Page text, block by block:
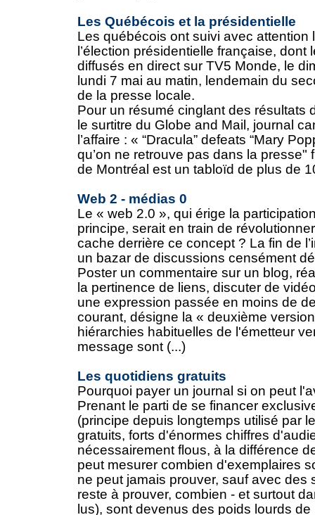
Les Québécois et la présidentielle
Les québécois ont suivi avec attention
l’élection présidentielle française, dont
diffusés en direct sur TV5 Monde, le
lundi 7 mai au matin, lendemain du
de la presse locale.
Pour un résumé cinglant des résultats
le surtitre du Globe and Mail, journal
l’affaire : « “Dracula” defeats “Mary
qu’on ne retrouve pas dans la presse"
de Montréal est un tabloïd de plus de
Web 2 - médias 0
Le « web 2.0 », qui érige la
principe, serait en train de
cache derrière ce concept ? La fin de
un bazar de discussions censément
Poster un commentaire sur un blog,
la pertinence de liens, discuter de
une expression passée en moins de
courant, désigne la « deuxième
hiérarchies habituelles de l'émetteur
message sont (...)
Les quotidiens gratuits
Pourquoi payer un journal si on peut
Prenant le parti de se financer
(principe depuis longtemps utilisé par
gratuits, forts d'énormes chiffres
nécessairement flous, à la différence
peut mesurer combien d'exemplaires
ne peut jamais prouver, sauf avec des
reste à prouver, combien - et surtout
lus), sont devenus des poids lourds